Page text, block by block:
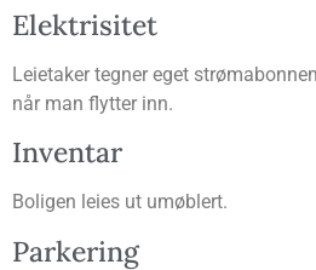
Elek­tri­si­tet
Leie­ta­ker teg­ner eget
når man flyt­ter inn.
Inven­tar
Boli­gen leies ut umøblert.
Par­ke­ring